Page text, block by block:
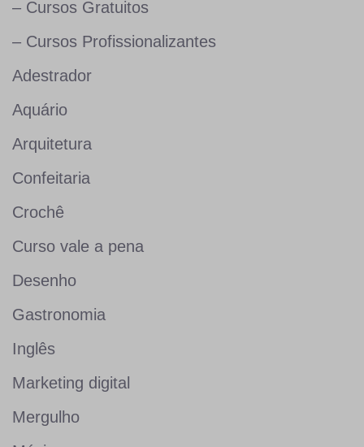
– Cursos Gratuitos
– Cursos Profissionalizantes
Adestrador
Aquário
Arquitetura
Confeitaria
Crochê
Curso vale a pena
Desenho
Gastronomia
Inglês
Marketing digital
Mergulho